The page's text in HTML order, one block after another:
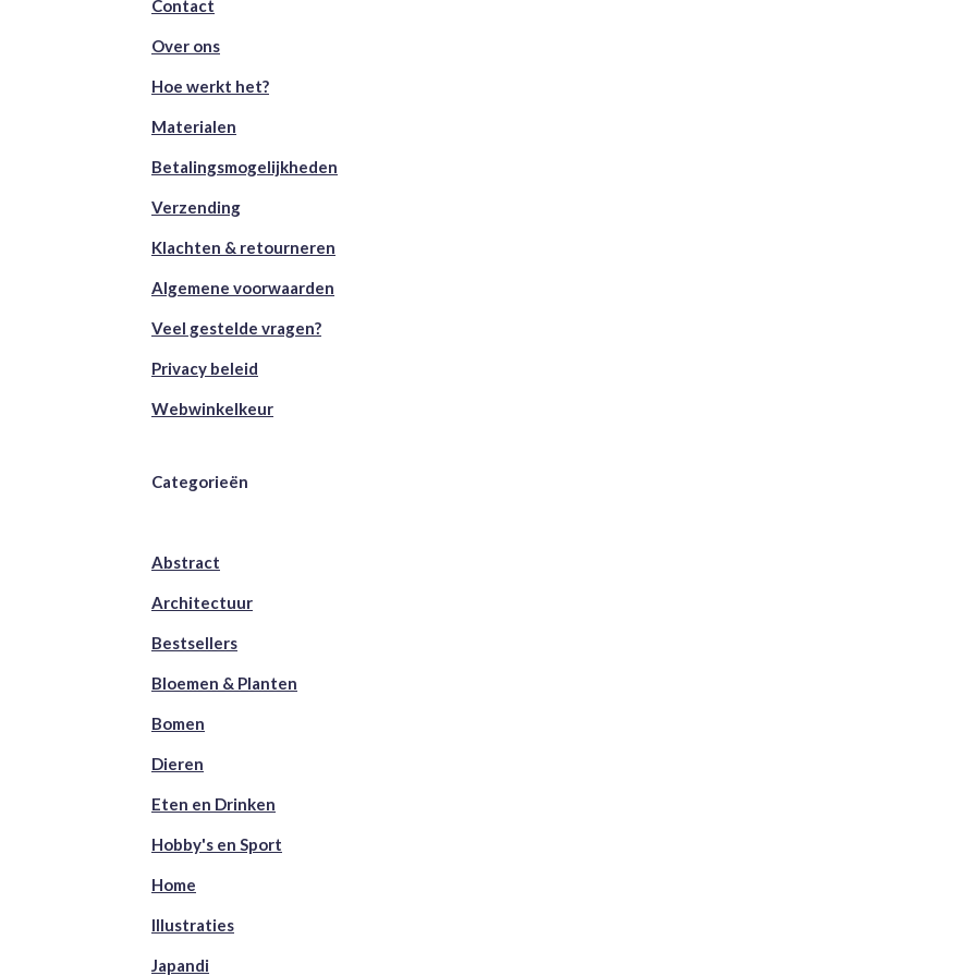
Contact
Over ons
Hoe werkt het?
Materialen
Betalingsmogelijkheden
Verzending
Klachten & retourneren
Algemene voorwaarden
Veel gestelde vragen?
Privacy beleid
Webwinkelkeur
Categorieën
Abstract
Architectuur
Bestsellers
Bloemen & Planten
Bomen
Dieren
Eten en Drinken
Hobby's en Sport
Home
Illustraties
Japandi